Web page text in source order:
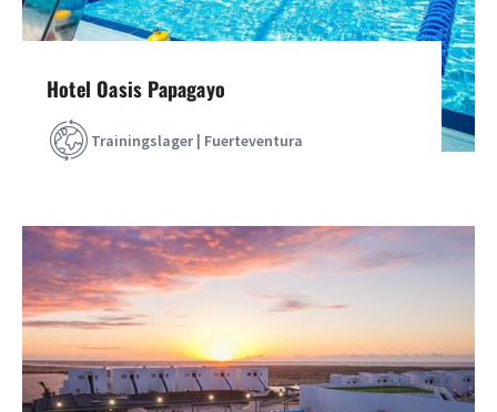
Hotel Oasis Papagayo
Trainingslager | Fuerteventura